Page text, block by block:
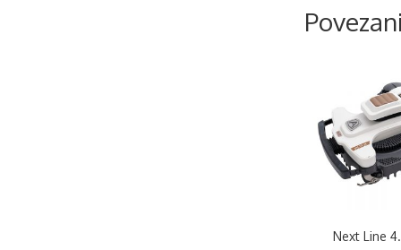
Next Line